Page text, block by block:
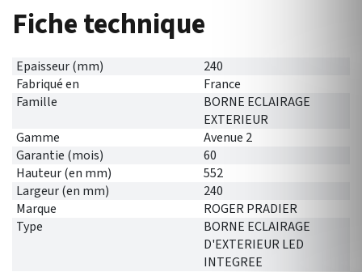
Fiche technique
Epaisseur (mm)
240
Fabriqué en
France
Famille
BORNE ECLAIRAGE
EXTERIEUR
Gamme
Avenue 2
Garantie (mois)
60
Hauteur (en mm)
552
Largeur (en mm)
240
Marque
ROGER PRADIER
Type
BORNE ECLAIRAGE
D'EXTERIEUR LED
INTEGREE